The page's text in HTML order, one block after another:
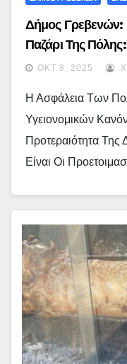
Δήμος Γρεβενών:
Παζάρι Της
Ψυχαγωγίας Για
ΟΚΤ 8, 2025
Η Ασφάλεια Των
Υγειονομικών
Προτεραιότητα Της
Είναι Οι